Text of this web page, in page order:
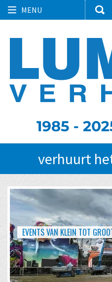
Toggle
MENU
verhuurt
EVENTS VAN KLEIN TOT